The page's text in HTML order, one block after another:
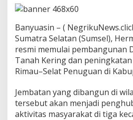
a
k
D
i
m
a
f
a
a
Banyuasin – (
Sumatra Selatan (Sumsel),
resmi memulai pembangunan
Tanah Kering dan
Rimau–Selat Penuguan di
Jembatan yang dibangun di
tersebut akan menjadi
aktivitas masyarakat di tiga